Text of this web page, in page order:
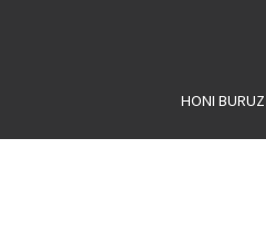
HONI BURUZ